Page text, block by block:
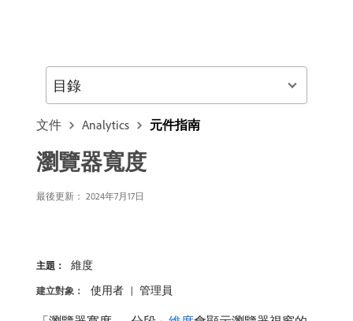
文件 Analytics 元件指南
瀏覽器寬度
最後更新： 2024年7月17日
主題： 維度
建立對象： 使用者 管理員
目錄